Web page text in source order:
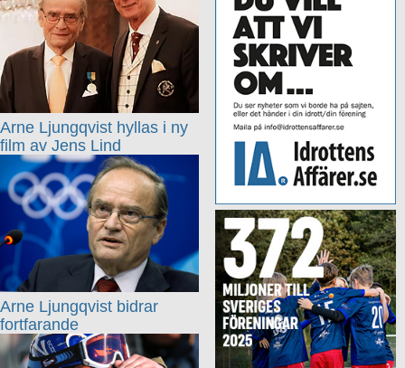
Arne Ljungqvist hyllas i ny
film av Jens Lind
Arne Ljungqvist bidrar
fortfarande